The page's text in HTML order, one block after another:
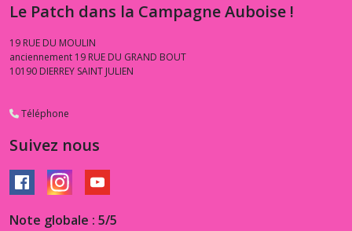
Le Patch dans la Campagne Auboise !
19 RUE DU MOULIN
anciennement 19 RUE DU GRAND BOUT
10190 DIERREY SAINT JULIEN
Téléphone
Suivez nous
Note globale : 5/5